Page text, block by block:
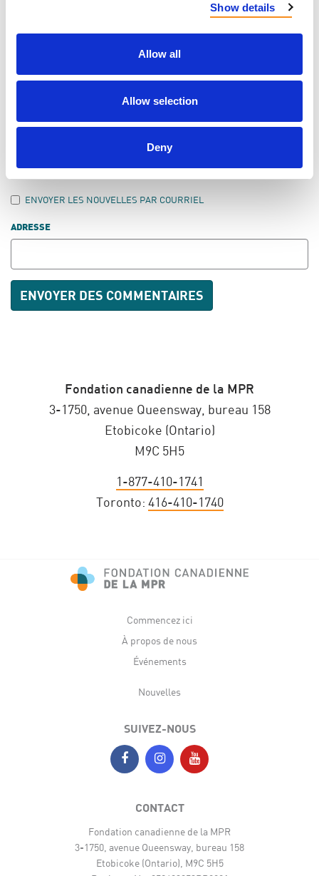
Show details
Allow all
Allow selection
Deny
NOM
ENVOYER LES NOUVELLES PAR COURRIEL
ADRESSE
Fondation canadienne de la MPR
3-1750, avenue Queensway, bureau 158
Etobicoke (Ontario)
M9C 5H5
1-877-410-1741
Toronto: 416-410-1740
Commencez ici
À propos de nous
Événements
Nouvelles
SUIVEZ-NOUS
CONTACT
Fondation canadienne de la MPR
3-1750, avenue Queensway, bureau 158
Etobicoke (Ontario), M9C 5H5